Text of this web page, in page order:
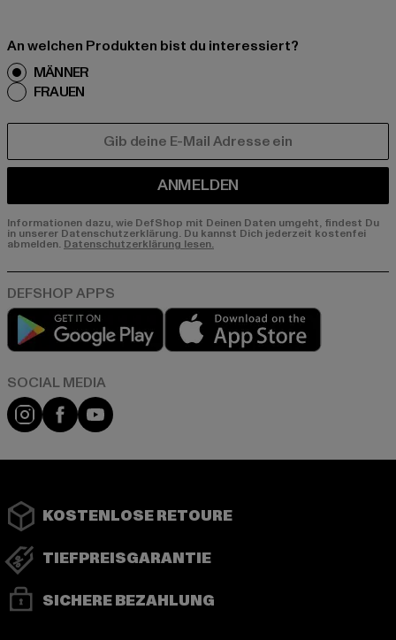
An welchen Produkten bist du interessiert?
MÄNNER
FRAUEN
ANMELDEN
Informationen dazu, wie DefShop mit Deinen Daten umgeht, findest Du
in unserer Datenschutzerklärung. Du kannst Dich jederzeit kostenfei
abmelden. Datenschutzerklärung lesen.
Play market
Instagram
FacebookYouTube
KOSTENLOSE RETOURE
TIEFPREISGARANTIE
SICHERE BEZAHLUNG